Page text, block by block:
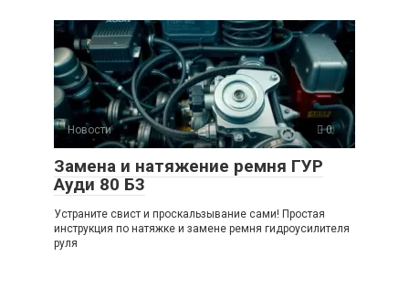
Новости 0
Замена и натяжение ремня ГУР
Ауди 80 Б3
Устраните свист и проскальзывание сами! Простая
инструкция по натяжке и замене ремня гидроусилителя
руля